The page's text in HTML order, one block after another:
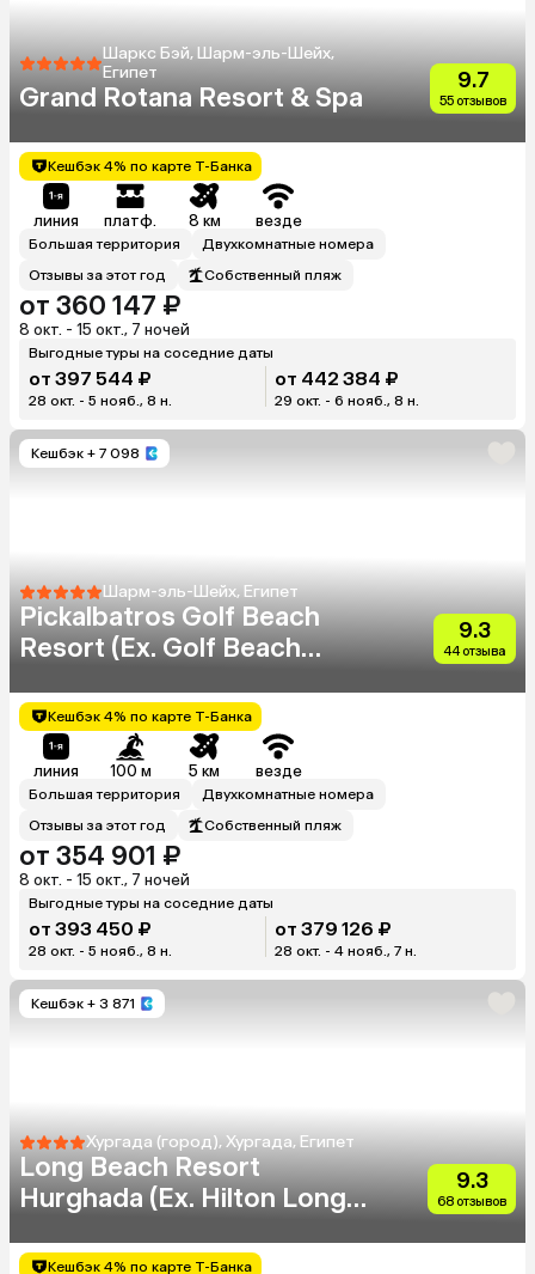
Шаркс Бэй, Шарм-эль-Шейх,
Египет
Grand Rotana Resort & Spa
9.7
55 отзывов
Кешбэк 4% по карте Т-Банка
линия платф. 8 км везде
Большая территория
Двухкомнатные номера
Отзывы за этот год
Собственный пляж
от 360 147 ₽
8 окт. - 15 окт., 7 ночей
Выгодные туры на соседние даты
от 397 544 ₽
28 окт. - 5 нояб., 8 н.
от 442 384 ₽
29 окт. - 6 нояб., 8 н.
Кешбэк + 7 098
Шарм-эль-Шейх, Египет
Pickalbatros Golf Beach
Resort (Ex. Golf Beach
9.3
44 отзыва
Кешбэк 4% по карте Т-Банка
линия 100 м 5 км везде
Большая территория
Двухкомнатные номера
Отзывы за этот год
Собственный пляж
от 354 901 ₽
8 окт. - 15 окт., 7 ночей
Выгодные туры на соседние даты
от 393 450 ₽
28 окт. - 5 нояб., 8 н.
от 379 126 ₽
28 окт. - 4 нояб., 7 н.
Кешбэк + 3 871
Хургада (город), Хургада, Египет
Long Beach Resort
Hurghada (Ex. Hilton Long
9.3
68 отзывов
Кешбэк 4% по карте Т-Банка